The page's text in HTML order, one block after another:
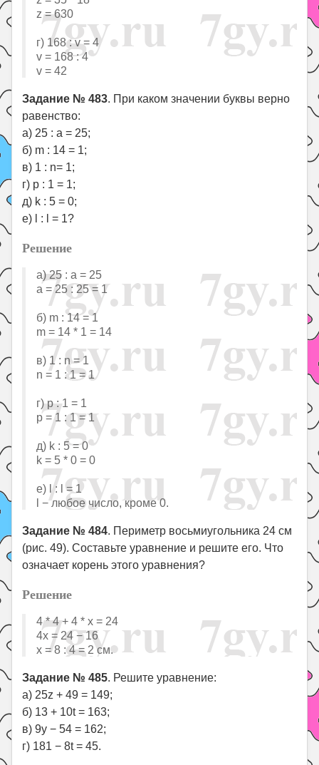
z = 630
г) 168 : v = 4
v = 168 : 4
v = 42
Задание № 483. При каком значении буквы верно
равенство:
а) 25 : а = 25;
б) m : 14 = 1;
в) 1 : n= 1;
г) р : 1 = 1;
д) k : 5 = 0;
е) l : l = 1?
Решение
a) 25 : a = 25
a = 25 : 25 = 1
б) m : 14 = 1
m = 14 * 1 = 14
в) 1 : n = 1
n = 1 : 1 = 1
г) p : 1 = 1
p = 1 : 1 = 1
д) k : 5 = 0
k = 5 * 0 = 0
e) l : l = 1
l − любое число, кроме 0.
Задание № 484. Периметр восьмиугольника 24 см
(рис. 49). Составьте уравнение и решите его. Что
означает корень этого уравнения?
Решение
4 * 4 + 4 * x = 24
4x = 24 − 16
x = 8 : 4 = 2 см.
Задание № 485. Решите уравнение:
а) 25z + 49 = 149;
б) 13 + 10t = 163;
в) 9у − 54 = 162;
г) 181 − 8t = 45.